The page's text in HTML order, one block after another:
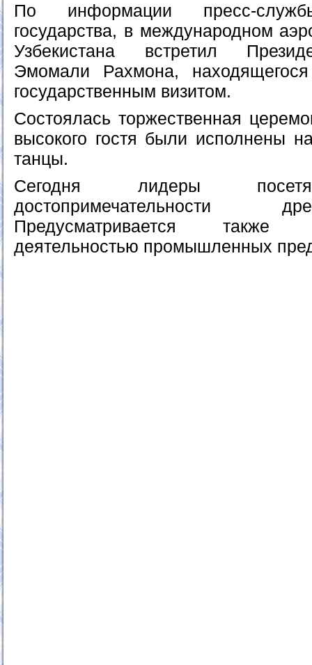
По информации пресс-
государства, в международном
Узбекистана встретил
Эмомали Рахмона,
государственным визитом.
Состоялась торжественная
высокого гостя были исполнены
танцы.
Сегодня лидеры
достопримечательности
Предусматривается
деятельностью промышленных